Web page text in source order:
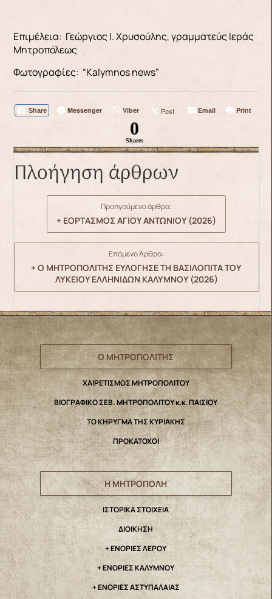
Επιμέλεια: Γεώργιος Ι. Χρυσούλης, γραμματεύς Ιεράς
Μητροπόλεως
Φωτογραφίες: “Kalymnos news”
Share Messenger Viber Post Email Print
0
Shares
Πλοήγηση άρθρων
Προηγούμενο άρθρο:
+ ΕΟΡΤΑΣΜΟΣ ΑΓΙΟΥ ΑΝΤΩΝΙΟΥ (2026)
Επόμενο Άρθρο:
+ Ο ΜΗΤΡΟΠΟΛΙΤΗΣ ΕΥΛΟΓΗΣΕ ΤΗ ΒΑΣΙΛΟΠΙΤΑ ΤΟΥ
ΛΥΚΕΙΟΥ ΕΛΛΗΝΙΔΩΝ ΚΑΛΥΜΝΟΥ (2026)
Ο ΜΗΤΡΟΠΟΛΙΤΗΣ
ΧΑΙΡΕΤΙΣΜΟΣ ΜΗΤΡΟΠΟΛΙΤΟΥ
ΒΙΟΓΡΑΦΙΚΟ ΣΕΒ. ΜΗΤΡΟΠΟΛΙΤΟΥ κ.κ. ΠΑΙΣΙΟΥ
ΤΟ ΚΗΡΥΓΜΑ ΤΗΣ ΚΥΡΙΑΚΗΣ
ΠΡΟΚΑΤΟΧΟΙ
Η ΜΗΤΡΟΠΟΛΗ
IΣΤΟΡΙΚΑ ΣΤΟΙΧΕΙΑ
ΔΙΟΙΚΗΣΗ
+ ΕΝΟΡΙΕΣ ΛΕΡΟΥ
+ ΕΝΟΡΙΕΣ ΚΑΛΥΜΝΟΥ
+ ΕΝΟΡΙΕΣ ΑΣΤΥΠΑΛΑΙΑΣ